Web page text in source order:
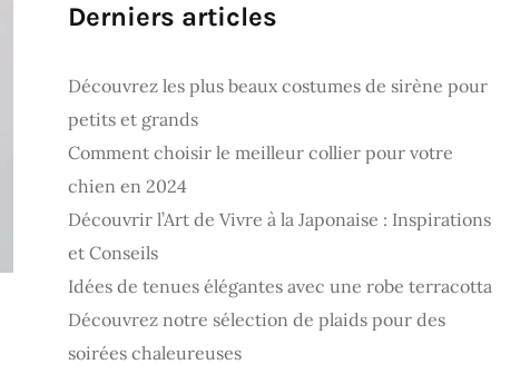
Derniers articles
Découvrez les plus beaux costumes de sirène pour
petits et grands
Comment choisir le meilleur collier pour votre
chien en 2024
Découvrir l’Art de Vivre à la Japonaise : Inspirations
et Conseils
Idées de tenues élégantes avec une robe terracotta
Découvrez notre sélection de plaids pour des
soirées chaleureuses